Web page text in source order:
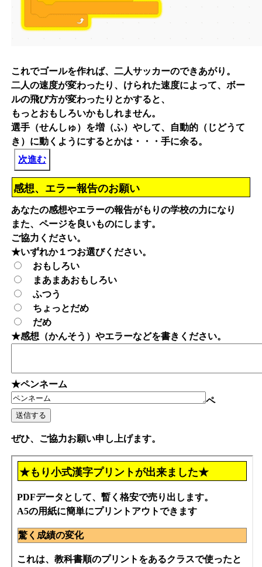
これでゴールを作れば、二人サッカーのできあがり。
二人の速度が変わったり、けられた速度によって、ボー
ルの飛び方が変わったりとかすると、
もっとおもしろいかもしれません。
選手（せんしゅ）を増（ふ）やして、自動的（じどうて
き）に動くようにするとかは・・・手に余る。
次進む
感想、エラー報告のお願い
あなたの感想やエラーの報告がもりの学校の力になり
また、ページを良いものにします。
ご協力ください。
★いずれか１つお選びください。
おもしろい
まあまあおもしろい
ふつう
ちょっとだめ
だめ
★感想（かんそう）やエラーなどを書きください。
★ペンネーム
ペ
ぜひ、ご協力お願い申し上げます。